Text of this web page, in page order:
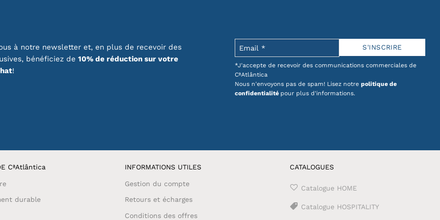
la
page
à notre newsletter et, en plus de recevoir des
bénéficiez de 10% de réduction sur votre
!
*J'accepte de recevoir des communications commerciales de
CªAtlântica
Nous n'envoyons pas de spam! Lisez notre politique de
confidentialité pour plus d'informations.
CªAtlântica
durable
INFORMATIONS UTILES
Gestion du compte
Retours et écharges
Conditions des offres
CATALOGUES
Catalogue HOME
Catalogue HOSPITALITY